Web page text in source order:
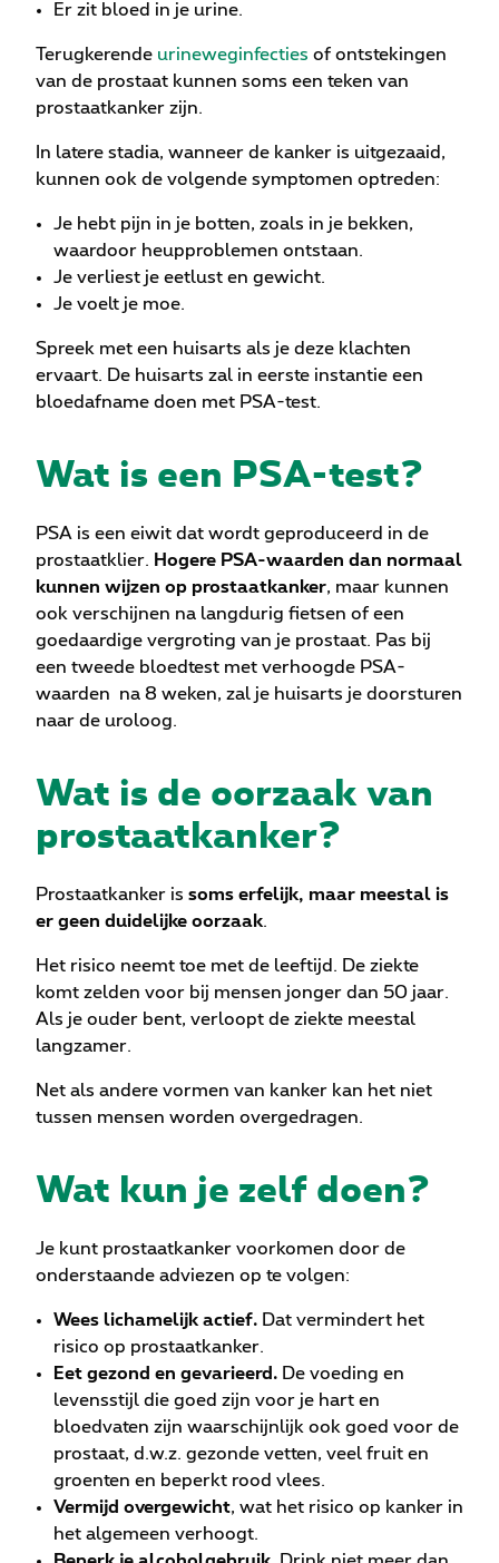
Er zit bloed in je urine.
Terugkerende urineweginfecties of ontstekingen
van de prostaat kunnen soms een teken van
prostaatkanker zijn.
In latere stadia, wanneer de kanker is uitgezaaid,
kunnen ook de volgende symptomen optreden:
Je hebt pijn in je botten, zoals in je bekken,
waardoor heupproblemen ontstaan.
Je verliest je eetlust en gewicht.
Je voelt je moe.
Spreek met een huisarts als je deze klachten
ervaart. De huisarts zal in eerste instantie een
bloedafname doen met PSA-test.
Wat is een PSA-test?
PSA is een eiwit dat wordt geproduceerd in de
prostaatklier. Hogere PSA-waarden dan normaal
kunnen wijzen op prostaatkanker, maar kunnen
ook verschijnen na langdurig fietsen of een
goedaardige vergroting van je prostaat. Pas bij
een tweede bloedtest met verhoogde PSA-
waarden na 8 weken, zal je huisarts je doorsturen
naar de uroloog.
Wat is de oorzaak van
prostaatkanker?
Prostaatkanker is soms erfelijk, maar meestal is
er geen duidelijke oorzaak.
Het risico neemt toe met de leeftijd. De ziekte
komt zelden voor bij mensen jonger dan 50 jaar.
Als je ouder bent, verloopt de ziekte meestal
langzamer.
Net als andere vormen van kanker kan het niet
tussen mensen worden overgedragen.
Wat kun je zelf doen?
Je kunt prostaatkanker voorkomen door de
onderstaande adviezen op te volgen:
Wees lichamelijk actief. Dat vermindert het
risico op prostaatkanker.
Eet gezond en gevarieerd. De voeding en
levensstijl die goed zijn voor je hart en
bloedvaten zijn waarschijnlijk ook goed voor de
prostaat, d.w.z. gezonde vetten, veel fruit en
groenten en beperkt rood vlees.
Vermijd overgewicht, wat het risico op kanker in
het algemeen verhoogt.